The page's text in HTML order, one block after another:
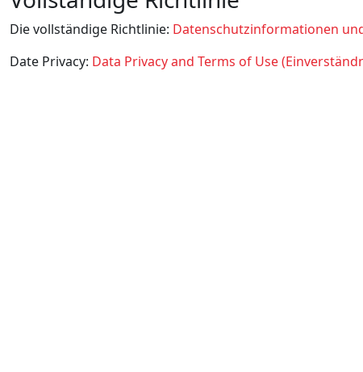
Die vollständige Richtlinie: Datenschutzinformationen
Date Privacy: Data Privacy and Terms of Use